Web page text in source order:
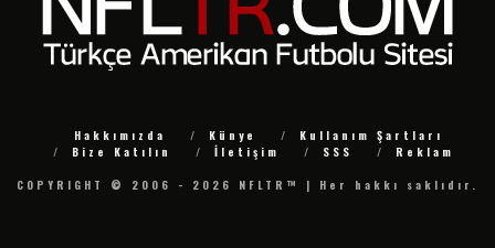
Hakkımızda Künye
Kullanım Şartları
Bize Katılın
İletişim SSS
Reklam
COPYRIGHT © 2006 - 2026 NFLTR™ | Her hakkı saklıdır.